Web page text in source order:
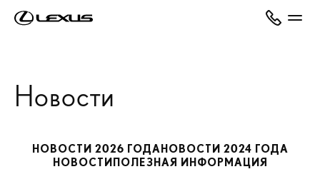
Новости
НОВОСТИ 2026 ГОДА НОВОСТИ 2024 ГОДА
НОВОСТИ ПОЛЕЗНАЯ ИНФОРМАЦИЯ